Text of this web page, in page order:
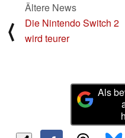
⟨
Ältere News
Die Nintendo Switch 2
wird teurer
Als